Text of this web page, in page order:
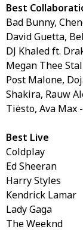
Best
Bad Bunny,
David Guetta,
DJ Khaled ft.
Megan Thee
Post Malone,
Shakira, Rauw
Tiësto, Ava Max
Best Live
Coldplay
Ed Sheeran
Harry Styles
Kendrick Lamar
Lady Gaga
The Weeknd